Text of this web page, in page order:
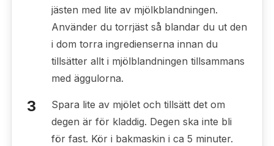
jästen med lite av mjölkblandningen.
Använder du torrjäst så blandar du ut den
i dom torra ingredienserna innan du
tillsätter allt i mjölblandningen tillsammans
med äggulorna.
Spara lite av mjölet och tillsätt det om
degen är för kladdig. Degen ska inte bli
för fast. Kör i bakmaskin i ca 5 minuter.